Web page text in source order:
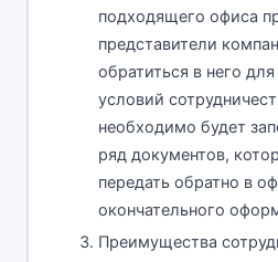
подходящего офиса
представители
обратиться в него
условий
необходимо будет
ряд документов,
передать обратно в
окончательного
Преимущества